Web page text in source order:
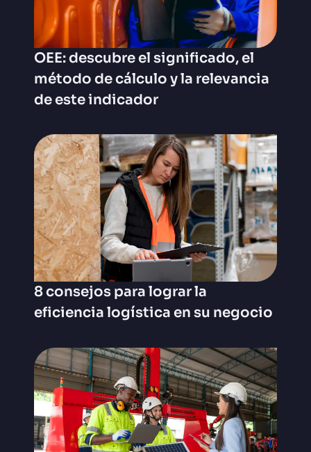
OEE: descubre el significado, el
método de cálculo y la relevancia
de este indicador
8 consejos para lograr la
eficiencia logística en su negocio